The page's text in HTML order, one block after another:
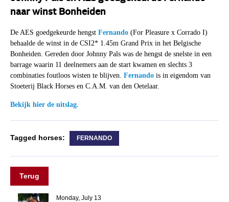
naar winst Bonheiden
De AES goedgekeurde hengst Fernando(For Pleasure x Corrado I)
behaalde de winst in de CSI2* 1.45m Grand Prix in het Belgische
Bonheiden. Gereden door Johnny Pals was de hengst de snelste in een
barrage waarin 11 deelnemers aan de start kwamen en slechts 3
combinaties foutloos wisten te blijven. Fernandois in eigendom van
Stoeterij Black Horses en C.A.M. van den Oetelaar.
Bekijk hier de uitslag.
Tagged horses: FERNANDO
Terug
Monday, July 13